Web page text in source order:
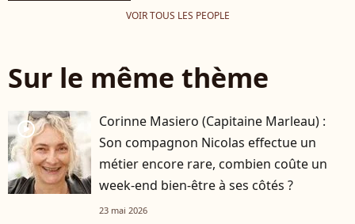
VOIR TOUS LES PEOPLE
Sur le même thème
player2
Corinne Masiero (Capitaine Marleau) :
Son compagnon Nicolas effectue un
métier encore rare, combien coûte un
week-end bien-être à ses côtés ?
23 mai 2026